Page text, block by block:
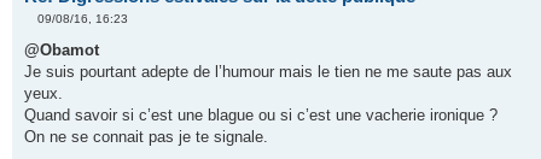
e
s
s
g
e
o
09/08/16, 16:23
@Obamot
Je suis pourtant adepte de l’humour mais le tien ne me saute pas aux
yeux.
Quand savoir si c’est une blague ou si c’est une vacherie ironique ?
On ne se connait pas je te signale.